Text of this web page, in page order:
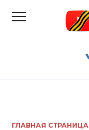
ГЛАВНАЯ СТРАНИЦА